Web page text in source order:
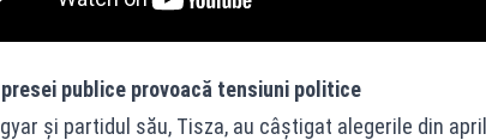
publice provoacă tensiuni politice
și partidul său, Tisza, au câștigat alegerile din